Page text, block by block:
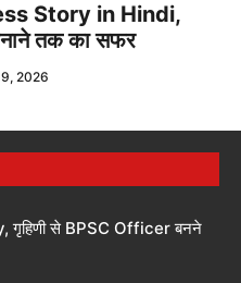
Story in Hindi,
तक का सफर
2026
से BPSC Officer बनने